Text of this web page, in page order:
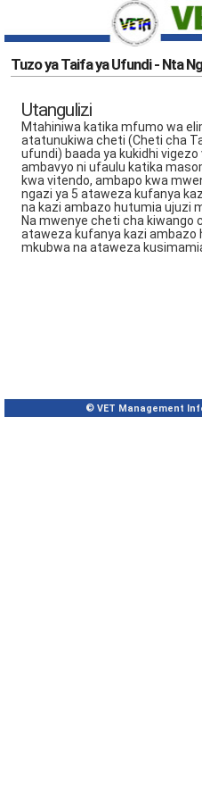
Tuzo ya Taifa ya Ufundi - Nta
Utangulizi
Mtahiniwa katika mfumo wa
atatunukiwa cheti (Cheti cha
ufundi) baada ya kukidhi vigezo
ambavyo ni ufaulu katika
kwa vitendo, ambapo kwa
ngazi ya 5 ataweza kufanya
na kazi ambazo hutumia ujuzi
Na mwenye cheti cha kiwango
ataweza kufanya kazi ambazo
mkubwa na ataweza
© VET Management